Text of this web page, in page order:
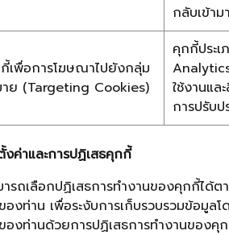
กลับเข้าม
เพื่อการโฆษณาไปยังกลุ่ม
าย (Targeting Cookies)
คุกกี้ประ
ใช้งานแล
การปรับ
งค่าและการปฏิเสธคุกกี้
ารถเลือกปฏิเสธการทำงานของคุกกี้ได้
องท่าน เพื่อระงับการเก็บรวบรวมข้อมูล
องท่านด้วยการปฏิเสธการทำงานของคุ